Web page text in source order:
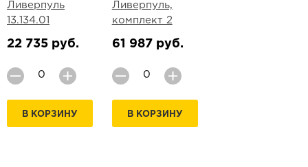
Ливерпуль
13.134.01
22 735 руб.
В КОРЗИНУ
Ливерпуль,
комплект 2
61 987 руб.
В КОРЗИНУ